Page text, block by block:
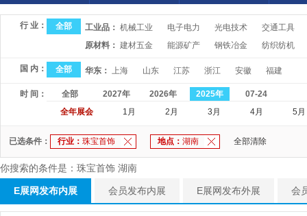
首页 国内展会 展会会刊 会
行 业： 全部 工业品： 机械工业 电子电力 光电技术
交通工具
原材料： 建材五金 能源矿产 钢铁冶金 纺织纺机
国 内： 全部 华东： 上海 山东 江苏 浙江 安徽 福建
时 间： 全部 2027年 2026年 2025年
07-24
全年展会
1月 2月 3月 4月 5月
已选条件： 行业： 珠宝首饰 地点： 湖南 全部清除
你搜索的条件是：珠宝首饰 湖南
E展网发布内展 会员发布内展 E展网发布外展 会